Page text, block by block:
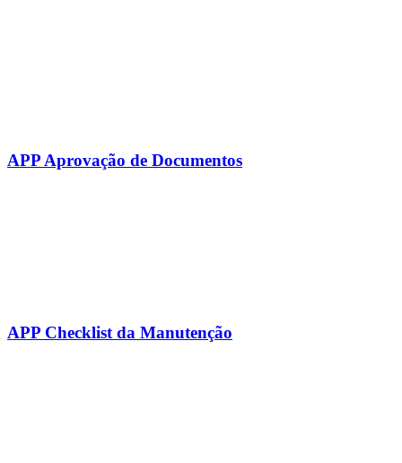
APP Aprovação de Documentos
APP Checklist da Manutenção